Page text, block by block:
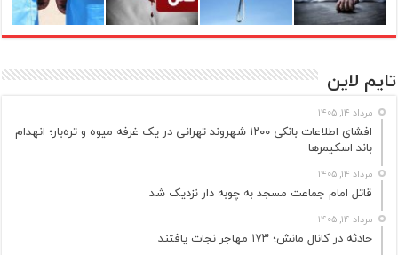
تایم لاین
مرداد ۱۴, ۱۴۰۵
افشای اطلاعات بانکی ۱۲۰۰ شهروند تهرانی در یک غرفه میوه و تره‌بار؛ انهدام
باند اسکیمرها
مرداد ۱۴, ۱۴۰۵
قاتل امام جماعت مسجد به چوبه دار نزدیک شد
مرداد ۱۴, ۱۴۰۵
حادثه در کانال مانش؛ ۱۷۳ مهاجر نجات یافتند